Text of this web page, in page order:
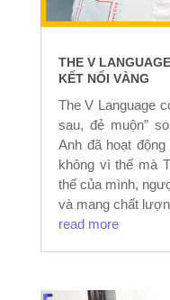
THE V
KẾT NỐI VÀNG
The V Language
sau, đẻ muộn”
Anh đã hoạt
không vì thế mà
thế của mình,
và mang chất
read more